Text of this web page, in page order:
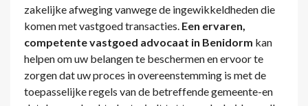
zakelijke afweging vanwege de ingewikkeldheden die
komen met vastgoed transacties. Een ervaren,
competente vastgoed advocaat in Benidorm kan
helpen om uw belangen te beschermen en ervoor te
zorgen dat uw proces in overeenstemming is met de
toepasselijke regels van de betreffende gemeente-en